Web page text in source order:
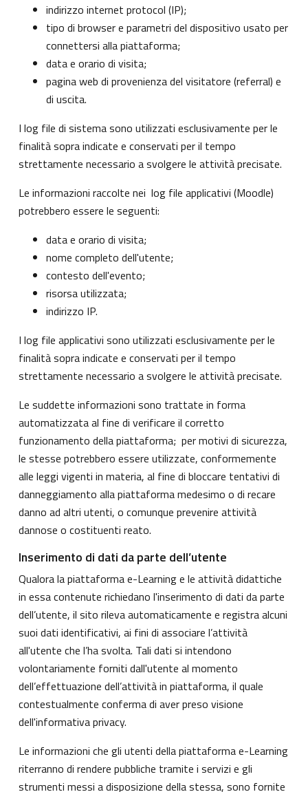
indirizzo internet protocol (IP);
tipo di browser e parametri del dispositivo usato per
connettersi alla piattaforma;
data e orario di visita;
pagina web di provenienza del visitatore (referral) e
di uscita.
I log file di sistema sono utilizzati esclusivamente per le
finalità sopra indicate e conservati per il tempo
strettamente necessario a svolgere le attività precisate.
Le informazioni raccolte nei log file applicativi (Moodle)
potrebbero essere le seguenti:
data e orario di visita;
nome completo dell'utente;
contesto dell'evento;
risorsa utilizzata;
indirizzo IP.
I log file applicativi sono utilizzati esclusivamente per le
finalità sopra indicate e conservati per il tempo
strettamente necessario a svolgere le attività precisate.
Le suddette informazioni sono trattate in forma
automatizzata al fine di verificare il corretto
funzionamento della piattaforma; per motivi di sicurezza,
le stesse potrebbero essere utilizzate, conformemente
alle leggi vigenti in materia, al fine di bloccare tentativi di
danneggiamento alla piattaforma medesimo o di recare
danno ad altri utenti, o comunque prevenire attività
dannose o costituenti reato.
Inserimento di dati da parte dell’utente
Qualora la piattaforma e-Learning e le attività didattiche
in essa contenute richiedano l'inserimento di dati da parte
dell’utente, il sito rileva automaticamente e registra alcuni
suoi dati identificativi, ai fini di associare l’attività
all'utente che l’ha svolta. Tali dati si intendono
volontariamente forniti dall'utente al momento
dell’effettuazione dell’attività in piattaforma, il quale
contestualmente conferma di aver preso visione
dell'informativa privacy.
Le informazioni che gli utenti della piattaforma e-Learning
riterranno di rendere pubbliche tramite i servizi e gli
strumenti messi a disposizione della stessa, sono fornite